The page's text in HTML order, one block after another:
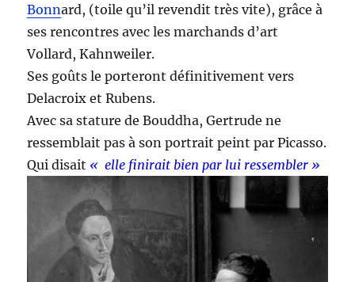
Bonnard, (toile qu’il revendit très vite), grâce à
ses rencontres avec les marchands d’art
Vollard, Kahnweiler.
Ses goûts le porteront définitivement vers
Delacroix et Rubens.
Avec sa stature de Bouddha, Gertrude ne
ressemblait pas à son portrait peint par Picasso.
Qui disait « elle finirait bien par lui ressembler »